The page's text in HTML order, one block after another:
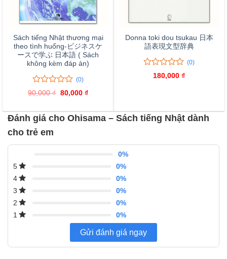
Sách tiếng Nhật thương mại
theo tình huống-ビジネスケ
ースで学ぶ 日本語 ( Sách
không kèm đáp án)
0
trên
0
đánh
giá
(0)
90,000₫ Giá
90,000 ₫.
80,000 ₫Giá
là:
80,000 ₫.
Donna toki dou tsukau 日本
語表現文型辞典
(0)
180,000 ₫
Đánh giá cho Ohisama – Sách tiếng Nhật dành
cho trẻ em
0%
5
0%
4
0%
3
0%
2
0%
1
0%
Gửi đánh giá ngay